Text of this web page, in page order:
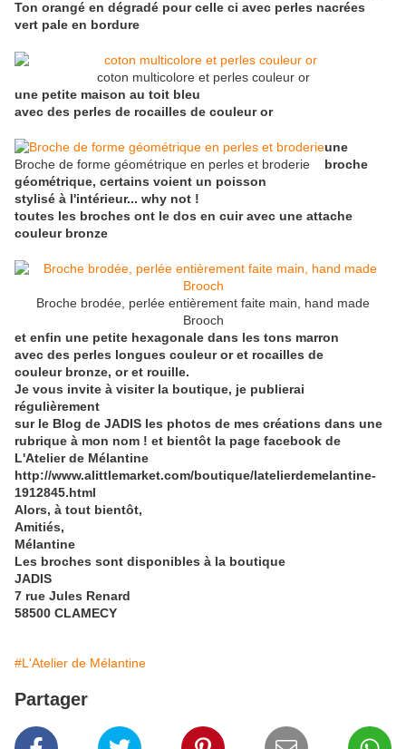
Ton orangé en dégradé pour celle ci avec perles nacrées
vert pale en bordure
coton multicolore et perles couleur or
une petite maison au toit bleu
avec des perles de rocailles de couleur or
Broche de forme géométrique en perles et broderie
une
broche
géométrique, certains voient un poisson
stylisé à l'intérieur... why not !
toutes les broches ont le dos en cuir avec une attache
couleur bronze
Broche brodée, perlée entièrement faite main, hand made
Brooch
et enfin une petite hexagonale dans les tons marron
avec des perles longues couleur or et rocailles de
couleur bronze, or et rouille.
Je vous invite à visiter la boutique, je publierai
régulièrement
sur le Blog de JADIS les photos de mes créations dans une
rubrique à mon nom ! et bientôt la page facebook de
L'Atelier de Mélantine
http://www.alittlemarket.com/boutique/latelierdemelantine-
1912845.html
Alors, à tout bientôt,
Amitiés,
Mélantine
Les broches sont disponibles à la boutique
JADIS
7 rue Jules Renard
58500 CLAMECY
#L'Atelier de Mélantine
Partager